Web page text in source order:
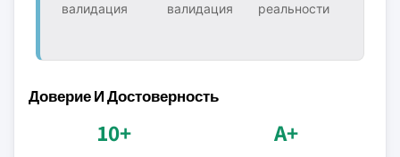
валидация
валидация
реальности
Доверие И Достоверность
10+ A+